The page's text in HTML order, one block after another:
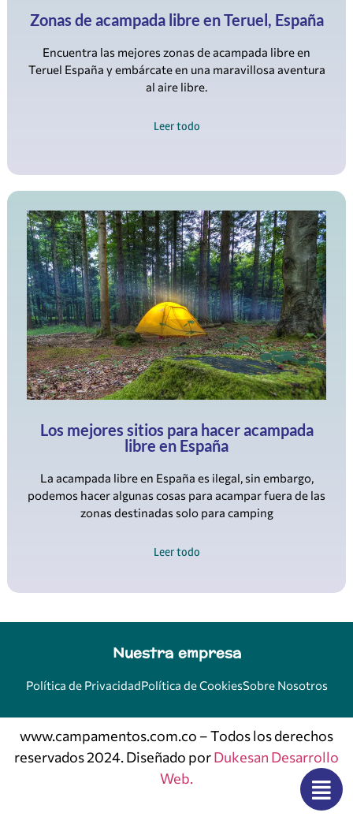
Zonas de acampada libre en Teruel, España
Encuentra las mejores zonas de acampada libre en
Teruel España y embárcate en una maravillosa aventura
al aire libre.
Leer todo
Los mejores sitios para hacer acampada
libre en España
La acampada libre en España es ilegal, sin embargo,
podemos hacer algunas cosas para acampar fuera de las
zonas destinadas solo para camping
Leer todo
Nuestra empresa
Política de PrivacidadPolítica de CookiesSobre Nosotros
www.campamentos.com.co – Todos los derechos
reservados 2024. Diseñado porDukesan Desarrollo
Web.